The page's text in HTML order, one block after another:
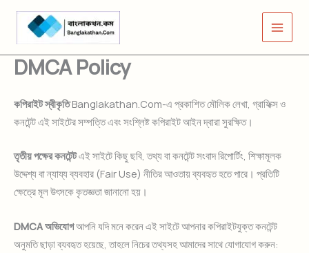
Skip
content
DMCA Policy
কপিরাইট স্বীকৃতিBanglakathan.Com-এ প্রকাশিত মৌলিক লেখা, গ্রাফিক্স ও
কনটেন্ট এই সাইটের সম্পত্তি এবং সংশ্লিষ্ট কপিরাইট আইন দ্বারা সুরক্ষিত।
তৃতীয় পক্ষের কনটেন্টএই সাইটে কিছু ছবি, তথ্য বা কনটেন্ট সংবাদ রিপোর্টিং, শিক্ষামূলক
উদ্দেশ্য বা ন্যায্য ব্যবহার (Fair Use) নীতির আওতায় ব্যবহৃত হতে পারে। প্রতিটি
ক্ষেত্রে মূল উৎসকে কৃতজ্ঞতা জানানো হয়।
DMCA অভিযোগআপনি যদি মনে করেন এই সাইটে আপনার কপিরাইটযুক্ত কনটেন্ট
অনুমতি ছাড়া ব্যবহৃত হয়েছে, তাহলে নিচের তথ্যসহ আমাদের সাথে যোগাযোগ করুন: